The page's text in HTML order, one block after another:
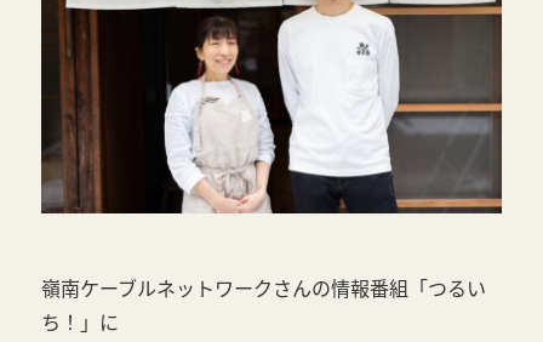
嶺南ケーブルネットワークさんの情報番組「つるい
ち！」に